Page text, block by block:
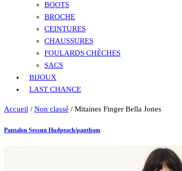
BOOTS
BROCHE
CEINTURES
CHAUSSURES
FOULARDS CHÈCHES
SACS
BIJOUX
LAST CHANCE
Accueil / Non classé / Mitaines Finger Bella Jones
Pantalon Sessun Hudpeach/panthom